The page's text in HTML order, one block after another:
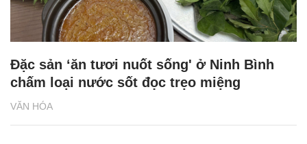
VĂN HÓA
Đặc sản ‘ăn tươi nuốt sống' ở Ninh Bình
chấm loại nước sốt đọc trẹo miệng